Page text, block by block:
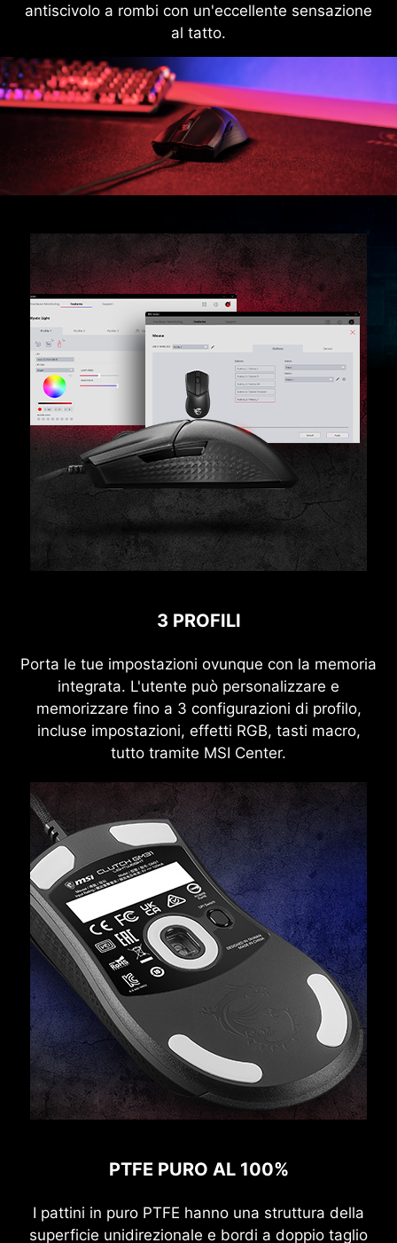
antiscivolo a rombi con un'eccellente sensazione
al tatto.
3 PROFILI
Porta le tue impostazioni ovunque con la memoria
integrata. L'utente può personalizzare e
memorizzare fino a 3 configurazioni di profilo,
incluse impostazioni, effetti RGB, tasti macro,
tutto tramite MSI Center.
PTFE PURO AL 100%
I pattini in puro PTFE hanno una struttura della
superficie unidirezionale e bordi a doppio taglio